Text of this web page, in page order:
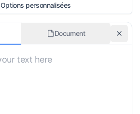
Options personnalisées
Document